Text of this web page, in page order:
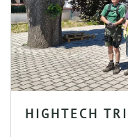
HIGHTECH